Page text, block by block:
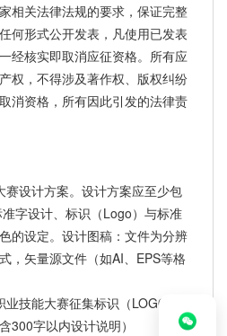
相关法律法规的要求，保证完整
何形式公开发表，凡使用已发表
经核实即取消应征资格。所有应
权，不得涉及著作权、版权纠纷
消资格，所有因此引发的法律责
赛设计方案。设计方案应至少包
字设计、标识（Logo）与标准
的设定。设计图稿：文件为分辨
，矢量源文件（如AI、EPS等格
业技能大赛征集标识（LOGO）
300字以内设计说明）